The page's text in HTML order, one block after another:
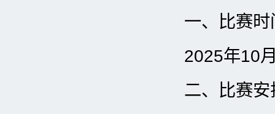
一、比赛时
2025年10
二、比赛安